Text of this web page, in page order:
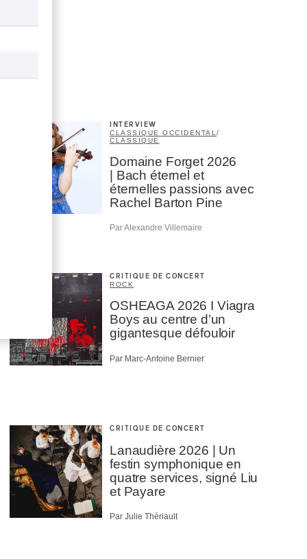
INTERVIEW
CLASSIQUE OCCIDENTAL /
CLASSIQUE
Domaine Forget 2026
| Bach éternel et
éternelles passions avec
Rachel Barton Pine
Par Alexandre Villemaire
CRITIQUE DE CONCERT
ROCK
OSHEAGA 2026 I Viagra
Boys au centre d’un
gigantesque défouloir
Par Marc-Antoine Bernier
CRITIQUE DE CONCERT
Lanaudière 2026 | Un
festin symphonique en
quatre services, signé Liu
et Payare
Par Julie Thériault